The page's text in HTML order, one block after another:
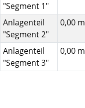
"Segment 1"
Anlagenteil
"Segment 2"
0,00 m
Anlagenteil
"Segment 3"
0,00 m